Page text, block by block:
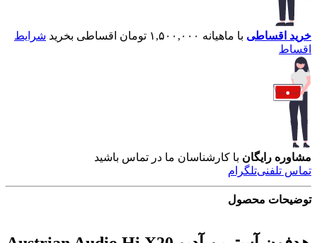
خرید اقساطی با ماهیانه ۱,۵۰۰,۰۰۰ تومان اقساطی بخرید
شرایط
اقساط
مشاوره رایگان با کارشناسان ما در تماس باشید
تماس تلفنیتلگرام
توضیحات محصول